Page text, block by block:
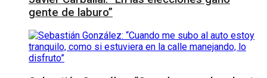
gente de laburo”